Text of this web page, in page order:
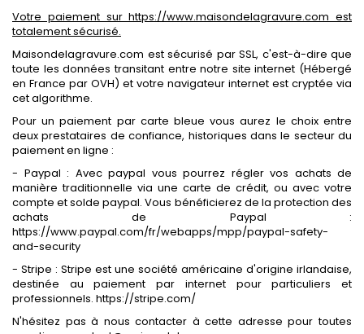
Votre paiement sur https://www.maisondelagravure.com est
totalement sécurisé.
Maisondelagravure.com est sécurisé par SSL, c'est-à-dire que
toute les données transitant entre notre site internet (Hébergé
en France par OVH) et votre navigateur internet est cryptée via
cet algorithme.
Pour un paiement par carte bleue vous aurez le choix entre
deux prestataires de confiance, historiques dans le secteur du
paiement en ligne :
- Paypal : Avec paypal vous pourrez régler vos achats de
manière traditionnelle via une carte de crédit, ou avec votre
compte et solde paypal. Vous bénéficierez de la protection des
achats de Paypal :
https://www.paypal.com/fr/webapps/mpp/paypal-safety-
and-security
- Stripe : Stripe est une société américaine d'origine irlandaise,
destinée au paiement par internet pour particuliers et
professionnels. https://stripe.com/
N'hésitez pas à nous contacter à cette adresse pour toutes